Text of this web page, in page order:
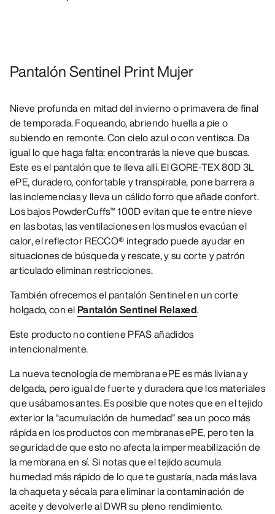
Pantalón Sentinel Print Mujer
Nieve profunda en mitad del invierno o primavera de final
de temporada. Foqueando, abriendo huella a pie o
subiendo en remonte. Con cielo azul o con ventisca. Da
igual lo que haga falta: encontrarás la nieve que buscas.
Este es el pantalón que te lleva allí. El GORE-TEX 80D 3L
ePE, duradero, confortable y transpirable, pone barrera a
las inclemencias y lleva un cálido forro que añade confort.
Los bajos PowderCuffs™ 100D evitan que te entre nieve
en las botas, las ventilaciones en los muslos evacúan el
calor, el reflector RECCO® integrado puede ayudar en
situaciones de búsqueda y rescate, y su corte y patrón
articulado eliminan restricciones.
También ofrecemos el pantalón Sentinel en un corte
holgado, con el Pantalón Sentinel Relaxed.
Este producto no contiene PFAS añadidos
intencionalmente.
La nueva tecnología de membrana ePE es más liviana y
delgada, pero igual de fuerte y duradera que los materiales
que usábamos antes. Es posible que notes que en el tejido
exterior la “acumulación de humedad” sea un poco más
rápida en los productos con membranas ePE, pero ten la
seguridad de que esto no afecta la impermeabilización de
la membrana en sí. Si notas que el tejido acumula
humedad más rápido de lo que te gustaría, nada más lava
la chaqueta y sécala para eliminar la contaminación de
aceite y devolverle al DWR su pleno rendimiento.